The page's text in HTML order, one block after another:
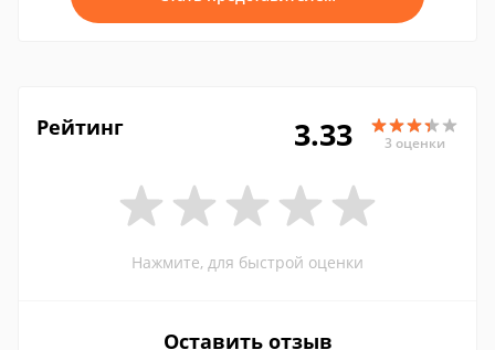
Рейтинг 3.33 3 оценки
Нажмите, для быстрой оценки
Оставить отзыв